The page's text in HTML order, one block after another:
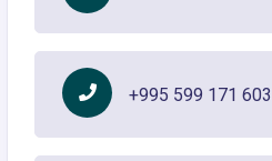
+995 599 171 603